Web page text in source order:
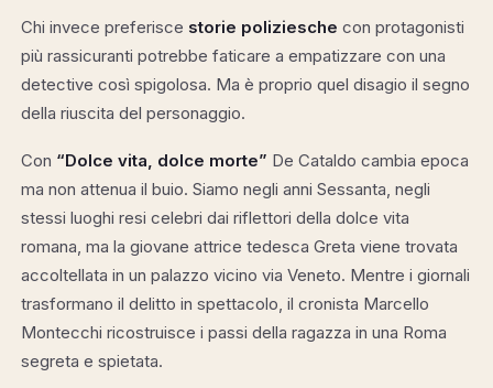
Chi invece preferisce storie poliziesche con protagonisti
più rassicuranti potrebbe faticare a empatizzare con una
detective così spigolosa. Ma è proprio quel disagio il segno
della riuscita del personaggio.
Con “Dolce vita, dolce morte” De Cataldo cambia epoca
ma non attenua il buio. Siamo negli anni Sessanta, negli
stessi luoghi resi celebri dai riflettori della dolce vita
romana, ma la giovane attrice tedesca Greta viene trovata
accoltellata in un palazzo vicino via Veneto. Mentre i giornali
trasformano il delitto in spettacolo, il cronista Marcello
Montecchi ricostruisce i passi della ragazza in una Roma
segreta e spietata.